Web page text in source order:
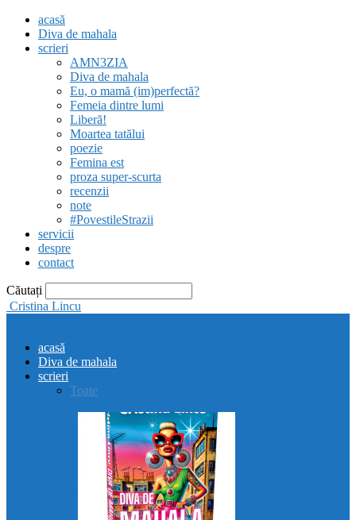
acasă
Diva de mahala
scrieri
AMN3ZIA
Diva de mahala
Eu, o mamă (im)perfectă?
Femeia dintre lumi
Liberă!
Moartea tatălui
poezie
Femina est
proza super-scurta
recenzii
note
#PovestileStrazii
servicii
despre
contact
Căutați
Cristina Lincu
acasă
Diva de mahala
scrieri
Toate